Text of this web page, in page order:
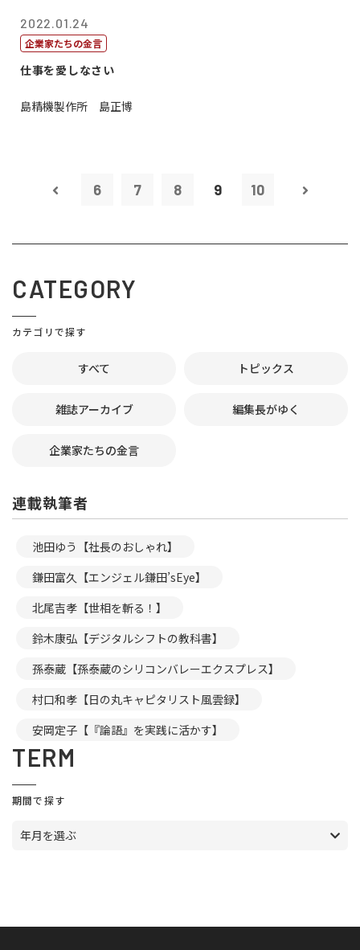
2022.01.24
企業家たちの金言
仕事を愛しなさい
島精機製作所 島正博
6 7 8 9 10
CATEGORY
カテゴリで探す
すべて トピックス
雑誌アーカイブ 編集長がゆく
企業家たちの金言
連載執筆者
池田ゆう【社長のおしゃれ】
鎌田富久【エンジェル鎌田’sEye】
北尾吉孝【世相を斬る！】
鈴木康弘【デジタルシフトの教科書】
孫泰蔵【孫泰蔵のシリコンバレーエクスプレス】
村口和孝【日の丸キャピタリスト風雲録】
安岡定子【『論語』を実践に活かす】
TERM
期間で探す
年月を選ぶ